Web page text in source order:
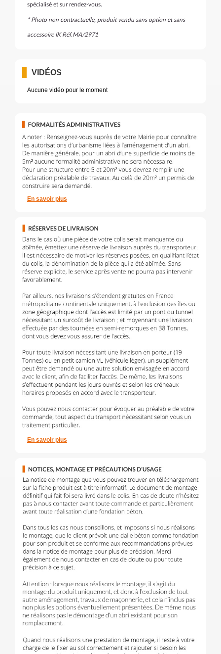
spécialisé et sur rendez-vous.
* Photo non contractuelle, produit vendu sans option et sans
accessoire IK Réf.MA/2971
VIDÉOS
Aucune vidéo pour le moment
En savoir plus
En savoir plus